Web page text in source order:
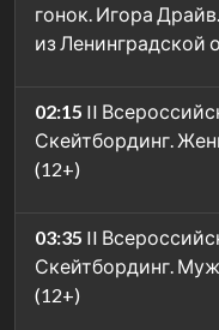
гонок. Игора
из Ленинградской
02:15 II
Скейтбординг.
(12+)
03:35 II
Скейтбординг.
(12+)